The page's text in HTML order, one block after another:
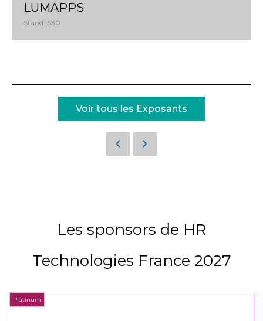
LUMAPPS
Stand: S30
Voir tous les Exposants
Les sponsors de HR
Technologies France 2027
Platinum